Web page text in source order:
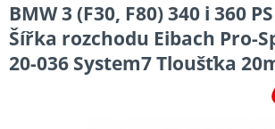
BMW 3 (F30, F80) 340 i 360
Šířka rozchodu Eibach Pro-
20-036 System7 Tloušťka